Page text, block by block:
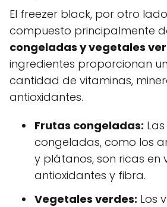
El freezer black, por otro
compuesto principalmente
congeladas y vegetales
ingredientes proporcionan
cantidad de vitaminas,
antioxidantes.
Frutas congeladas:
congeladas, como los
y plátanos, son ricas en
antioxidantes y fibra.
Vegetales verdes: Los